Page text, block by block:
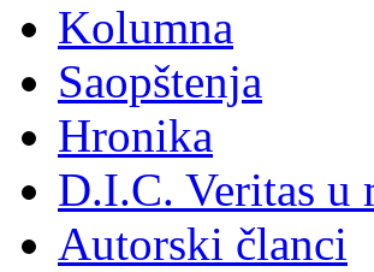
Kolumna
Saopštenja
Hronika
D.I.C. Veritas u
Autorski članci